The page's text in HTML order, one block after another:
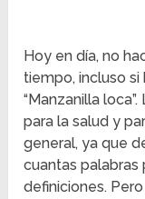
Hoy en día, no
tiempo, incluso
“Manzanilla
para la salud y
general, ya que
cuantas palabras
definiciones.